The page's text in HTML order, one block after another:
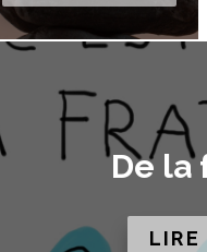
De la